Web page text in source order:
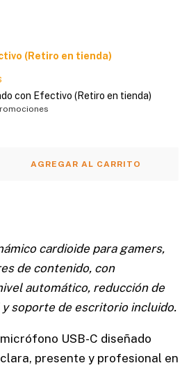
(Retiro en tienda)
con Efectivo (Retiro en tienda)
cardioide para gamers,
de contenido, con
automático, reducción de
soporte de escritorio incluido.
USB-C diseñado
presente y profesional en